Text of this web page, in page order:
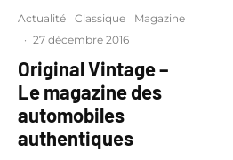
Actualité Classique
Magazine
· 27 décembre 2016
Original Vintage –
Le magazine des
automobiles
authentiques